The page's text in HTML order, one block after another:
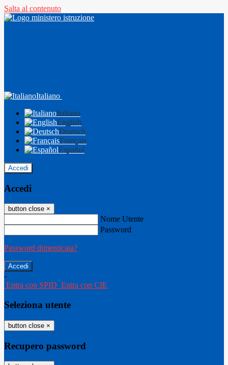
Salta al contenuto
Italiano
Italiano
English
Deutsch
Français
Español
Accedi
Accedi
button close ×
Nome Utente
Password
Password dimenticata?
-
Entra con SPID Entra con CIE
Seleziona utente
button close ×
Recupero password